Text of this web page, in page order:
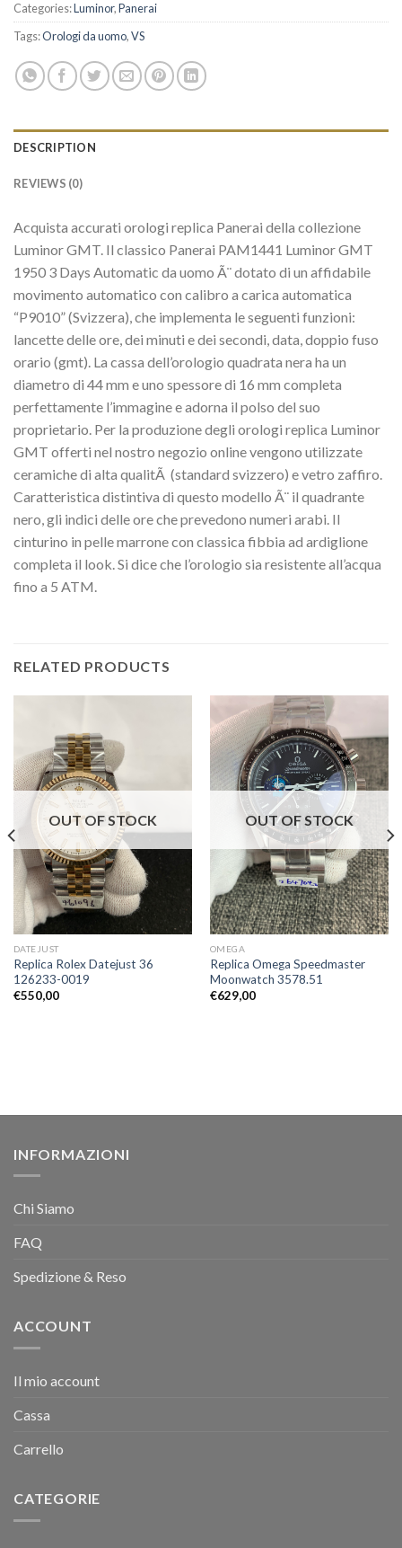
Categories:Luminor,Panerai
Tags:Orologi da uomo,VS
DESCRIPTION
REVIEWS (0)
Acquista accurati orologi replica Panerai della collezione
Luminor GMT. Il classico Panerai PAM1441 Luminor GMT
1950 3 Days Automatic da uomo Ã¨ dotato di un affidabile
movimento automatico con calibro a carica automatica
“P9010” (Svizzera), che implementa le seguenti funzioni:
lancette delle ore, dei minuti e dei secondi, data, doppio fuso
orario (gmt). La cassa dell’orologio quadrata nera ha un
diametro di 44 mm e uno spessore di 16 mm completa
perfettamente l’immagine e adorna il polso del suo
proprietario. Per la produzione degli orologi replica Luminor
GMT offerti nel nostro negozio online vengono utilizzate
ceramiche di alta qualitÃ (standard svizzero) e vetro zaffiro.
Caratteristica distintiva di questo modello Ã¨ il quadrante
nero, gli indici delle ore che prevedono numeri arabi. Il
cinturino in pelle marrone con classica fibbia ad ardiglione
completa il look. Si dice che l’orologio sia resistente all’acqua
fino a 5 ATM.
RELATED PRODUCTS
OUT OF STOCK
DATEJUST
Replica Rolex Datejust 36
126233-0019
€550,00
OUT OF STOCK
OMEGA
Replica Omega Speedmaster
Moonwatch 3578.51
€629,00
INFORMAZIONI
Chi Siamo
FAQ
Spedizione & Reso
ACCOUNT
Il mio account
Cassa
Carrello
CATEGORIE